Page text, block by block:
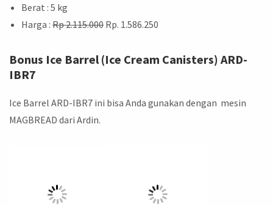
Berat : 5 kg
Harga : Rp 2.115.000 Rp. 1.586.250
Bonus Ice Barrel (Ice Cream Canisters) ARD-
IBR7
Ice Barrel ARD-IBR7 ini bisa Anda gunakan dengan mesin
MAGBREAD dari Ardin.